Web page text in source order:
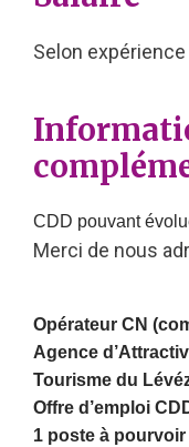
Selon expérience
CDD pouvant
Merci de nous
Opérateur CN
Agence
Tourisme du
Offre d’emploi
1 poste à